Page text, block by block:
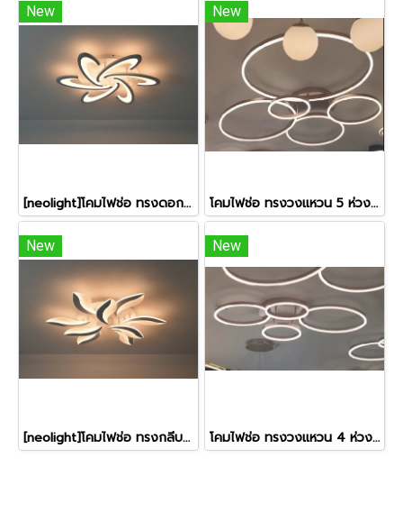
New
[neolight]โคมไฟช่อ ทรงดอกไม้ 6 แฉก รุ่น GD-9907-6
New
โคมไฟช่อ ทรงวงแหวน 5 ห่วง รุ่น GD-9999B โรสโกล์ด
New
[neolight]โคมไฟช่อ ทรงกลีบดอกไม้ 9 กลีบ รุ่น GD-9906-9
New
โคมไฟช่อ ทรงวงแหวน 4 ห่วง รุ่น GD-9988 โรสโกล์ด